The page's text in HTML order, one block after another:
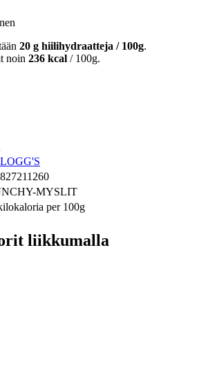
20 g hiilihydraatteja / 100g.
noin 236 kcal / 100g.
MYSLIT
per 100g
liikkumalla